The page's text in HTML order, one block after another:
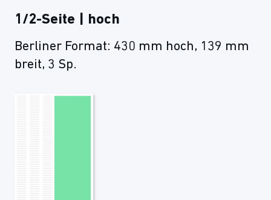
1/2-Seite | hoch
Berliner Format: 430 mm hoch, 139 mm
breit, 3 Sp.